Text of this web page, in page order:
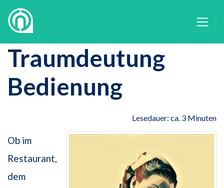
Traumdeutung
Bedienung
Lesedauer: ca. 3 Minuten
Ob im
Restaurant,
dem